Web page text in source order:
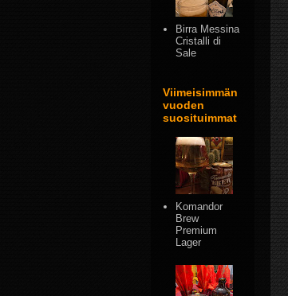
Birra Messina
Cristalli di
Sale
Viimeisimmän
vuoden
suosituimmat
Komandor
Brew
Premium
Lager